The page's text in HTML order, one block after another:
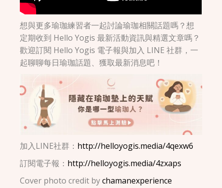
想與更多瑜珈練習者一起討論瑜珈相關話題嗎？想
定期收到 Hello Yogis 最新活動資訊與精選文章嗎？
歡迎訂閱 Hello Yogis 電子報與加入 LINE 社群，一
起聊聊每日瑜珈話題、獲取最新消息吧！
加入LINE社群： http://helloyogis.media/4qexw6
訂閱電子報： http://helloyogis.media/4zxaps
Cover photo credit bychamanexperience